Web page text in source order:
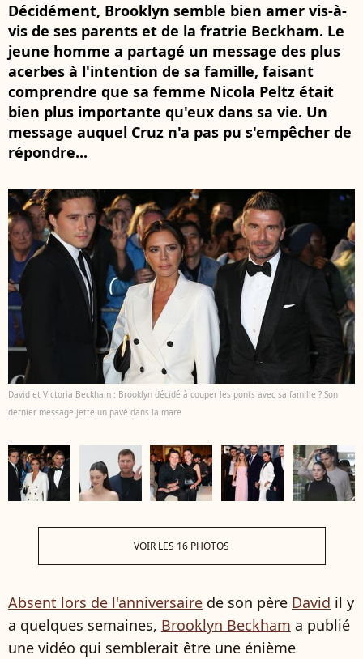
Décidément, Brooklyn semble bien amer vis-à-
vis de ses parents et de la fratrie Beckham. Le
jeune homme a partagé un message des plus
acerbes à l'intention de sa famille, faisant
comprendre que sa femme Nicola Peltz était
bien plus importante qu'eux dans sa vie. Un
message auquel Cruz n'a pas pu s'empêcher de
répondre...
David et Victoria Beckham : Brooklyn décidé à couper les ponts avec sa famille ? Son
dernier message jette un pavé dans la mare
VOIR LES 16 PHOTOS
Absent lors de l'anniversaire de son père David il y
a quelques semaines, Brooklyn Beckham a publié
une vidéo qui semblerait être une énième